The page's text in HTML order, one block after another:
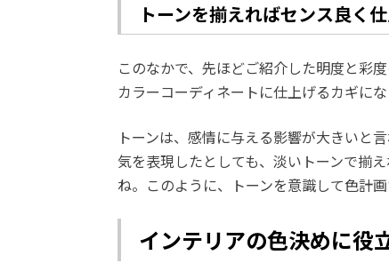
トーンを揃えればセンス良く
このなかで、先ほどご紹介した明度と彩
カラーコーディネートに仕上げるカギにな
トーンは、感情に与える影響が大きいと
気を表現したとしても、淡いトーンで揃
ね。このように、トーンを意識して色計
インテリアの色決めに役